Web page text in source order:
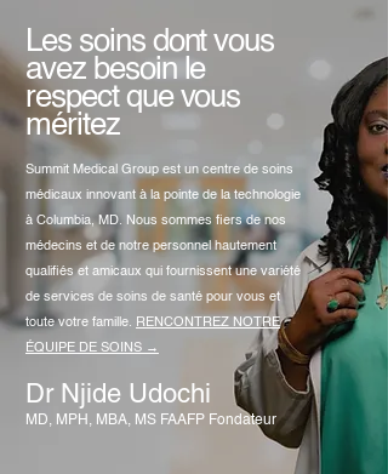
Les soins dont vous
avez besoin le
respect que vous
méritez
Summit Medical Group est un centre de soins
médicaux innovant à la pointe de la technologie
à Columbia, MD. Nous sommes fiers de nos
médecins et de notre personnel hautement
qualifiés et amicaux qui fournissent une variété
de services de soins de santé pour vous et
toute votre famille. RENCONTREZ NOTRE
ÉQUIPE DE SOINS →
Dr Njide Udochi
MD, MPH, MBA, MS FAAFP Fondateur